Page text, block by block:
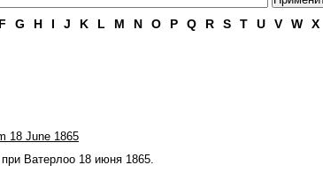
F G H I J K L M N O P Q R S T U V W X
18 June 1865
Ватерлоо 18 июня 1865.